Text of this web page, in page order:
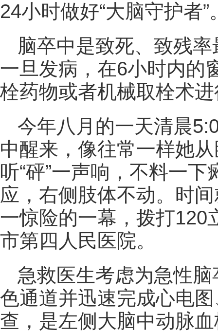
24小时做好“大脑守护者”
脑卒中是致死、致残
一旦发病，在6小时内的
栓药物或者机械取栓术
今年八月的一天清晨
中醒来，像往常一样她
听“砰”一声响，不料一
应，右侧肢体不动。时
一惊险的一幕，拨打120
市第四人民医院。
急救医生考虑为急性
色通道并迅速完成心电
查，是左侧大脑中动脉